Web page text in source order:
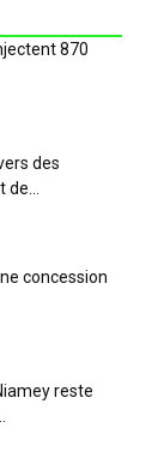
870
des
concession
reste